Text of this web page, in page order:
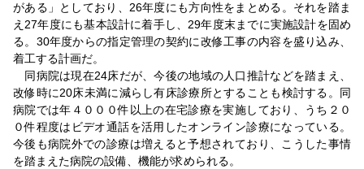
がある」としており、26年度にも方向性をまとめる。それを踏ま
え27年度にも基本設計に着手し、29年度末までに実施設計を固め
る。30年度からの指定管理の契約に改修工事の内容を盛り込み、
着工する計画だ。
同病院は現在24床だが、今後の地域の人口推計などを踏まえ、
改修時に20床未満に減らし有床診療所とすることも検討する。同
病院では年４０００件以上の在宅診療を実施しており、うち２０
０件程度はビデオ通話を活用したオンライン診療になっている。
今後も病院外での診療は増えると予想されており、こうした事情
を踏まえた病院の設備、機能が求められる。